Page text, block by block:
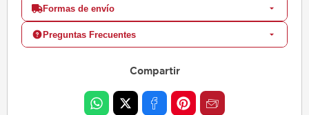
Formas de envío
Preguntas Frecuentes
Compartir